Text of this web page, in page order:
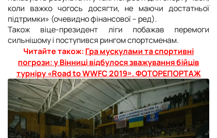
коли важко чогось досягти, не маючи достатньої
підтримки» (очевидно фінансової – ред).
Також віце-президент ліги побажав перемоги
сильнішому і поступився рингом спортсменам.
Читайте також: Гра мускулами та спортивні
погрози: у Вінниці відбулося зважування бійців
турніру «Road to WWFC 2019». ФОТОРЕПОРТАЖ